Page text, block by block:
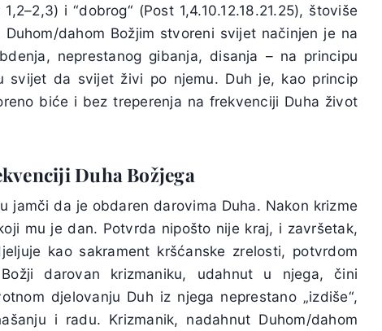
i “dobrog“ (Post 1,4.10.12.18.21.25), štoviše
dahom Božjim stvoreni svijet načinjen je na
neprestanog gibanja, disanja – na principu
svijet da svijet živi po njemu. Duh je, kao princip
biće i bez treperenja na frekvenciji Duha život
Duha Božjega
jamči da je obdaren darovima Duha. Nakon krizme
mu je dan. Potvrda nipošto nije kraj, i završetak,
kao sakrament kršćanske zrelosti, potvrdom
darovan krizmaniku, udahnut u njega, čini
djelovanju Duh iz njega neprestano „izdiše“,
i radu. Krizmanik, nadahnut Duhom/dahom